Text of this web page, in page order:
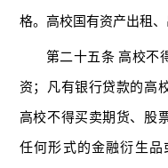
格。高校国有资产出租
第二十五条 高校不
资；凡有银行贷款的高
高校不得买卖期货、股
任何形式的金融衍生